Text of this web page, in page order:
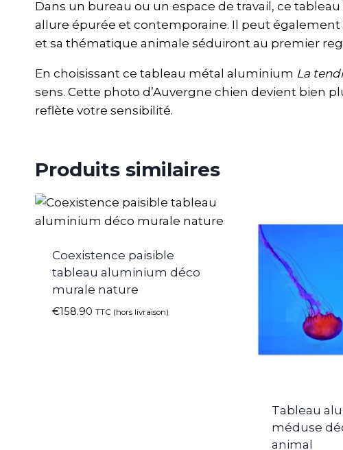
Dans un bureau ou un espace de travail, ce
allure épurée et contemporaine. Il peut
et sa thématique animale séduiront au premier
En choisissant ce tableau métal aluminium La
sens. Cette photo d’Auvergne chien devient bien
reflète votre sensibilité.
Produits similaires
Coexistence paisible
tableau aluminium déco
murale nature
€158.90 TTC (hors livraison)
Tableau
méduse
animal